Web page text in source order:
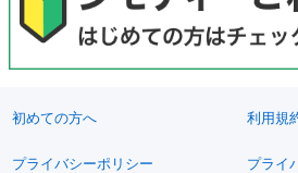
初めての方へ 利用規
プライバシーポリシー プライ